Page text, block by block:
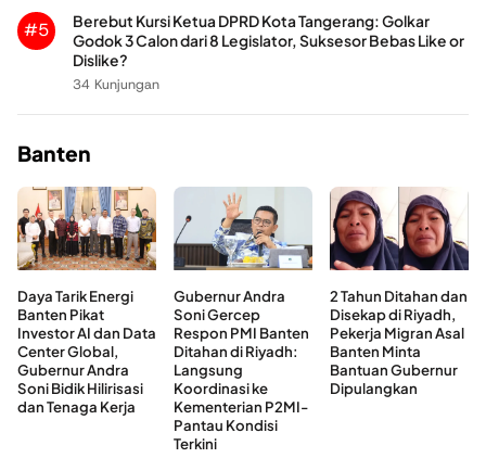
#5
Berebut Kursi Ketua DPRD Kota Tangerang: Golkar
Godok 3 Calon dari 8 Legislator, Suksesor Bebas Like or
Dislike?
34 Kunjungan
Banten
Daya Tarik Energi
Banten Pikat
Investor AI dan Data
Center Global,
Gubernur Andra
Soni Bidik Hilirisasi
dan Tenaga Kerja
Gubernur Andra
Soni Gercep
Respon PMI Banten
Ditahan di Riyadh:
Langsung
Koordinasi ke
Kementerian P2MI-
Pantau Kondisi
Terkini
2 Tahun Ditahan dan
Disekap di Riyadh,
Pekerja Migran Asal
Banten Minta
Bantuan Gubernur
Dipulangkan